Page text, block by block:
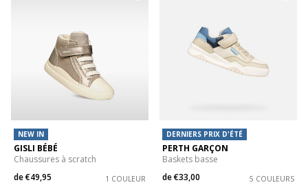
NEW IN
GISLI BÉBÉ
Chaussures à scratch
de€49,95 1 COULEUR
DERNIERS PRIX D'ÉTÉ
PERTH GARÇON
Baskets basse
de€33,00 5 COULEURS